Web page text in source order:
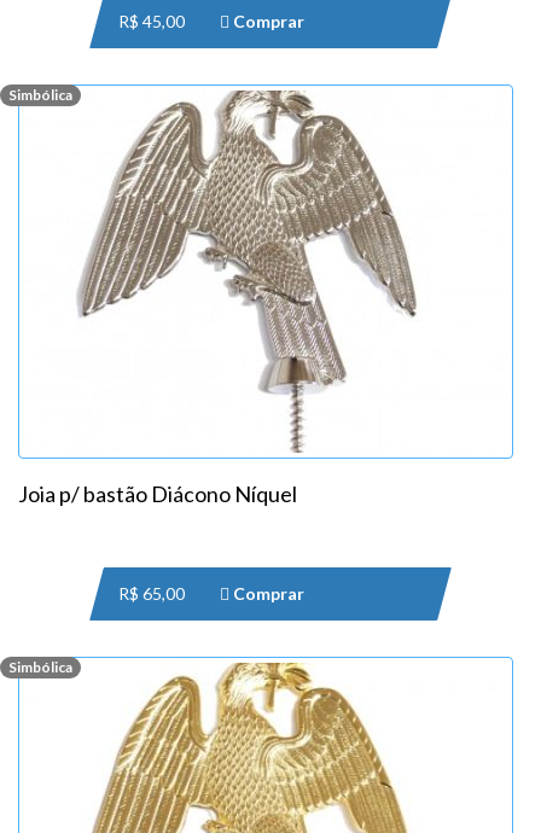
R$ 45,00 Comprar
Simbólica
Joia p/ bastão Diácono Níquel
R$ 65,00 Comprar
Simbólica